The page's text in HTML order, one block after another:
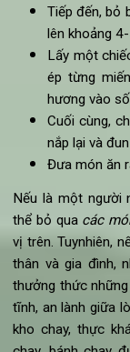
Nguyên liệu
:
1 quả bí
5 quả cà
5 nhánh tỏi
30ml dầu ô-
2g ngũ vị
Muối kosher
Hạt tiêu
Cáchlàm
Đun nóng
Tiếp đến,